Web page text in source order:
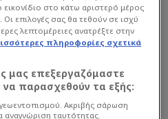
αυτόχειρας ήταν
είχε φάκελο με
κάνει φυλακή για
είχε κατηγορηθεί και για
στο κάτω αριστερό μέρος
Οι επιλογές σας θα τεθούν σε ισχύ
λεπτομέρειες ανατρέξτε στην
πληροφορίες σχετικά
μας επεξεργαζόμαστε
να παρασχεθούν τα εξής:
Ακριβής σάρωση
αναγνώριση ταυτότητας.